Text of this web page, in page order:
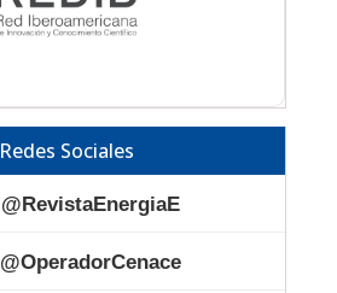
Redes Sociales
@RevistaEnergiaE
@OperadorCenace